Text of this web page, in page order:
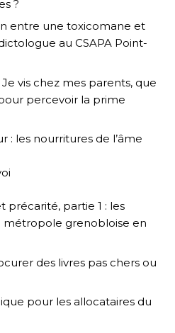
?
entre une toxicomane et
au CSAPA Point-
Je vis chez mes parents, que
percevoir la prime
: les nourritures de l’âme
précarité, partie 1 : les
métropole grenobloise en
des livres pas chers ou
pour les allocataires du